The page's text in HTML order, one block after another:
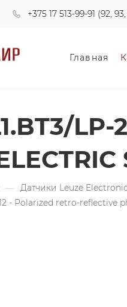
+375 17 513-99-91 (92,
Главная
LP-
— Датчики Leuze Electronic
- Polarized retro-reflective